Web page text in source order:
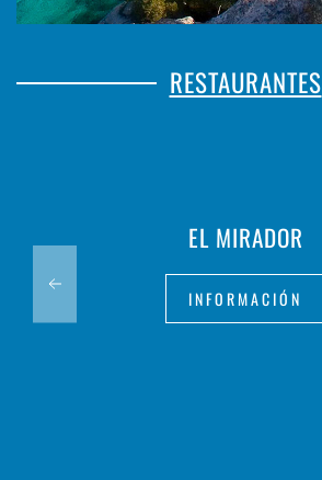
RESTAURANTES
EL MIRADOR
INFORMACIÓN